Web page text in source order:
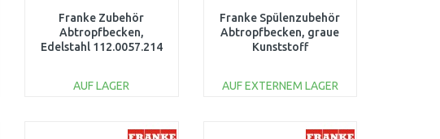
Franke Zubehör
Abtropfbecken,
Edelstahl 112.0057.214
AUF LAGER
Franke Spülenzubehör
Abtropfbecken, graue
Kunststoff
AUF EXTERNEM LAGER